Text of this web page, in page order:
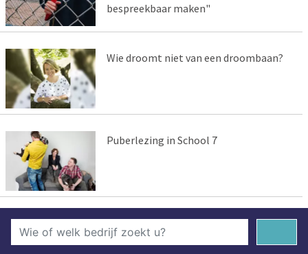
bespreekbaar maken"
Wie droomt niet van een droombaan?
Puberlezing in School 7